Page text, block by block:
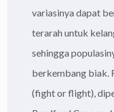
variasinya dapat
terarah untuk
sehingga
berkembang biak.
(fight or flight),